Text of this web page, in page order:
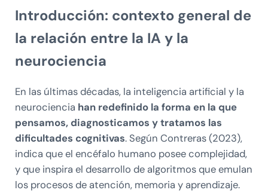
Introducción: contexto general de
la relación entre la IA y la
neurociencia
En las últimas décadas, la inteligencia artificial y la
neurociencia han redefinido la forma en la que
pensamos, diagnosticamos y tratamos las
dificultades cognitivas. Según Contreras (2023),
indica que el encéfalo humano posee complejidad,
y que inspira el desarrollo de algoritmos que emulan
los procesos de atención, memoria y aprendizaje.